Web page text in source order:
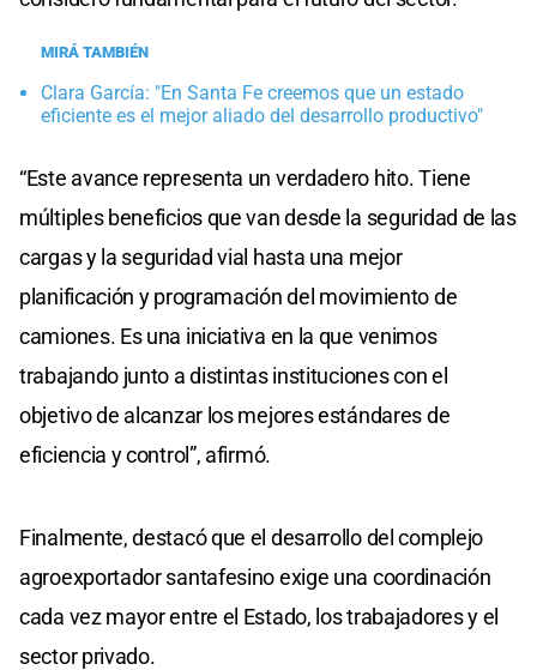
MIRÁ TAMBIÉN
Clara García: "En Santa Fe creemos que un estado
eficiente es el mejor aliado del desarrollo productivo"
“Este avance representa un verdadero hito. Tiene
múltiples beneficios que van desde la seguridad de las
cargas y la seguridad vial hasta una mejor
planificación y programación del movimiento de
camiones. Es una iniciativa en la que venimos
trabajando junto a distintas instituciones con el
objetivo de alcanzar los mejores estándares de
eficiencia y control”, afirmó.
Finalmente, destacó que el desarrollo del complejo
agroexportador santafesino exige una coordinación
cada vez mayor entre el Estado, los trabajadores y el
sector privado.